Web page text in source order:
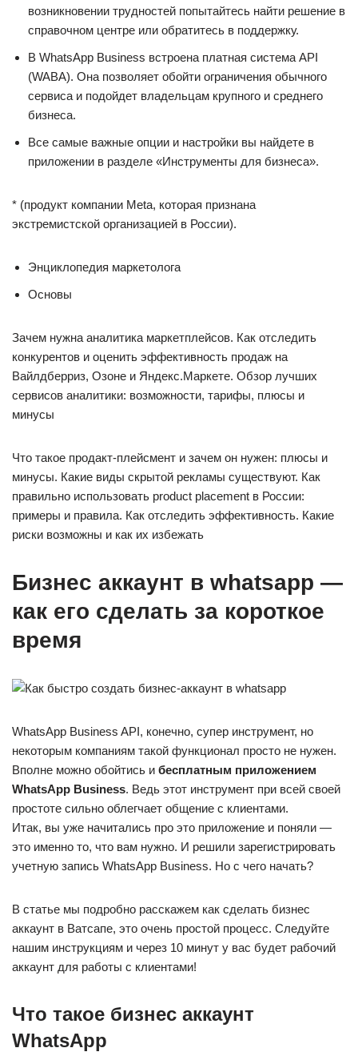
возникновении трудностей попытайтесь найти решение в
справочном центре или обратитесь в поддержку.
В WhatsApp Business встроена платная система API
(WABA). Она позволяет обойти ограничения обычного
сервиса и подойдет владельцам крупного и среднего
бизнеса.
Все самые важные опции и настройки вы найдете в
приложении в разделе «Инструменты для бизнеса».
* (продукт компании Meta, которая признана
экстремистской организацией в России).
Энциклопедия маркетолога
Основы
Зачем нужна аналитика маркетплейсов. Как отследить
конкурентов и оценить эффективность продаж на
Вайлдберриз, Озоне и Яндекс.Маркете. Обзор лучших
сервисов аналитики: возможности, тарифы, плюсы и
минусы
Что такое продакт-плейсмент и зачем он нужен: плюсы и
минусы. Какие виды скрытой рекламы существуют. Как
правильно использовать product placement в России:
примеры и правила. Как отследить эффективность. Какие
риски возможны и как их избежать
Бизнес аккаунт в whatsapp —
как его сделать за короткое
время
WhatsApp Business API, конечно, супер инструмент, но
некоторым компаниям такой функционал просто не нужен.
Вполне можно обойтись и бесплатным приложением
WhatsApp Business. Ведь этот инструмент при всей своей
простоте сильно облегчает общение с клиентами.
Итак, вы уже начитались про это приложение и поняли —
это именно то, что вам нужно. И решили зарегистрировать
учетную запись WhatsApp Business. Но с чего начать?
В статье мы подробно расскажем как сделать бизнес
аккаунт в Ватсапе, это очень простой процесс. Cледуйте
нашим инструкциям и через 10 минут у вас будет рабочий
аккаунт для работы с клиентами!
Что такое бизнес аккаунт
WhatsApp